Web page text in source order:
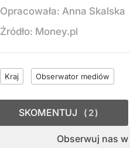
Opracowała: Anna Skalska
Źródło: Money.pl
Kraj Obserwator mediów
Obserwuj nas w
SKOMENTUJ 2